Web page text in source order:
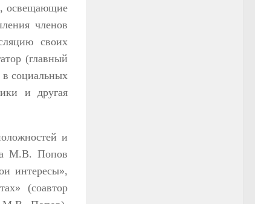
освещающие
членов
своих
(главный
социальных
и другая
и
М.В. Попов
интересы»,
(соавтор